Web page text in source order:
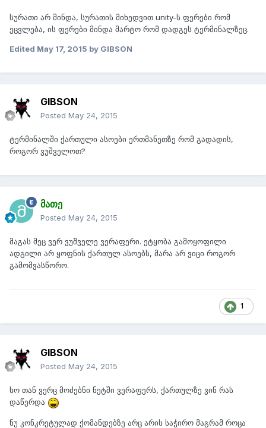
სურათი არ მინდა, სურათის მიხედვით unity-ს ფერები რომ
ეცვლება, ის ფერები მინდა მარტო რომ დადგეს ტერმინალზეც.
Edited May 17, 2015 by GIBSON
GIBSON
Posted May 24, 2015
ტერმინალში ქართული ასოები ერთმანეთზე რომ გადადის,
როგორ ვუშველოთ?
მათე
Posted May 24, 2015
მაგას მეც ვერ ვუშველე ვერაფერი. ეტყობა გამოყოფილი
ადგილი არ ყოფნის ქართულ ასოებს, მარა არ ვიცი როგორ
გამომვასწორო.
1
GIBSON
Posted May 24, 2015
ხო თან ვერც მოძებნი ნეტში ვერაფერს, ქართულზე ვინ რას
დაწერდა
ნუ კონკრეტულად ქომანდებზე არც არის საჭირო მაგრამ როცა